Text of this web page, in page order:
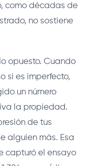
como décadas de
no sostiene
opuesto. Cuando
si es imperfecto,
un número
la propiedad.
de tus
alguien más. Esa
capturó el ensayo